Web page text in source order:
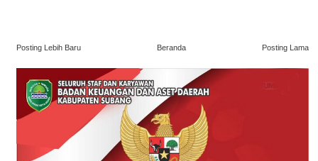
Posting Lebih Baru Posting Lama
Beranda